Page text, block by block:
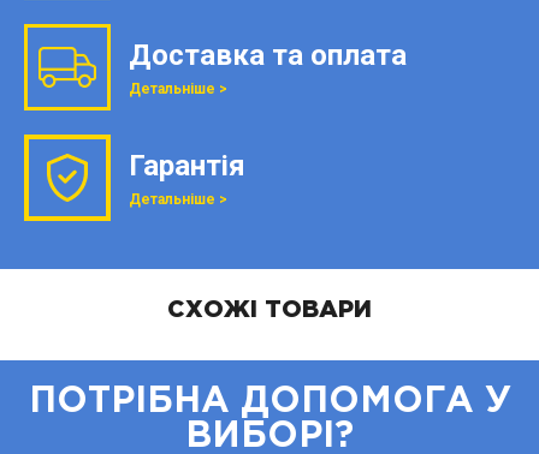
Доставка та оплата
Детальніше >
Гарантія
Детальніше >
СХОЖІ ТОВАРИ
ПОТРІБНА ДОПОМОГА У
ВИБОРІ?